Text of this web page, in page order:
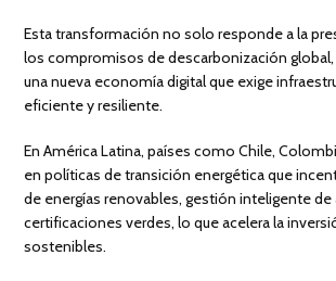
Esta transformación no solo responde a la
los compromisos de descarbonización
una nueva economía digital que exige
eficiente y resiliente.
En América Latina, países como Chile,
en políticas de transición energética que
de energías renovables, gestión inteligente
certificaciones verdes, lo que acelera la
sostenibles.